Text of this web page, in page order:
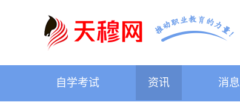
自学考试 资讯 消息